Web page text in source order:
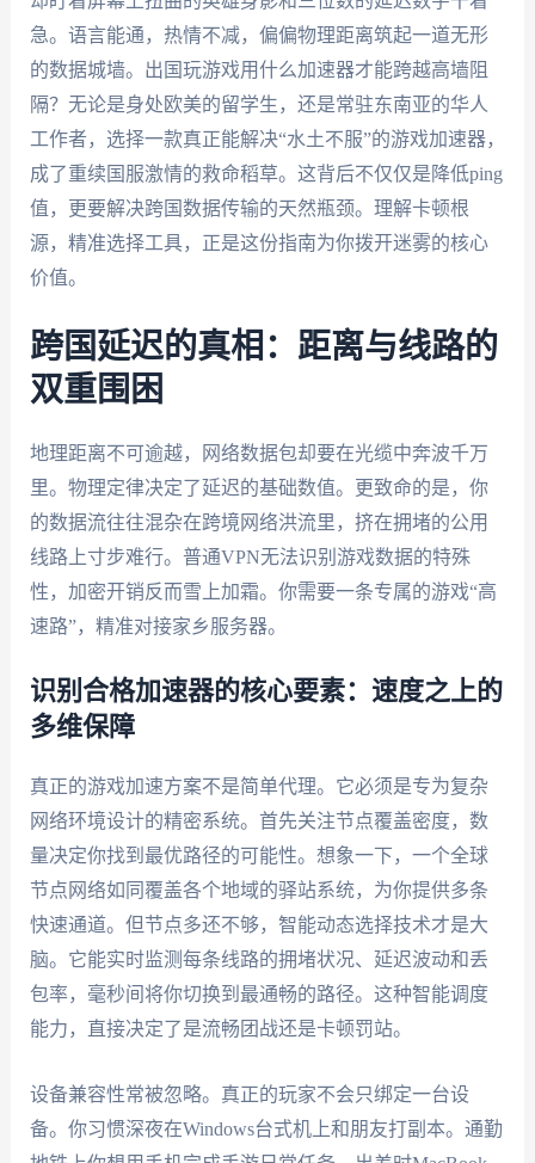
急。语言能通，热情不减，偏偏物理距离筑起一道无形
的数据城墙。出国玩游戏用什么加速器才能跨越高墙阻
隔？无论是身处欧美的留学生，还是常驻东南亚的华人
工作者，选择一款真正能解决“水土不服”的游戏加速器，
成了重续国服激情的救命稻草。这背后不仅仅是降低ping
值，更要解决跨国数据传输的天然瓶颈。理解卡顿根
源，精准选择工具，正是这份指南为你拨开迷雾的核心
价值。
跨国延迟的真相：距离与线路的
双重围困
地理距离不可逾越，网络数据包却要在光缆中奔波千万
里。物理定律决定了延迟的基础数值。更致命的是，你
的数据流往往混杂在跨境网络洪流里，挤在拥堵的公用
线路上寸步难行。普通VPN无法识别游戏数据的特殊
性，加密开销反而雪上加霜。你需要一条专属的游戏“高
速路”，精准对接家乡服务器。
识别合格加速器的核心要素：速度之上的
多维保障
真正的游戏加速方案不是简单代理。它必须是专为复杂
网络环境设计的精密系统。首先关注节点覆盖密度，数
量决定你找到最优路径的可能性。想象一下，一个全球
节点网络如同覆盖各个地域的驿站系统，为你提供多条
快速通道。但节点多还不够，智能动态选择技术才是大
脑。它能实时监测每条线路的拥堵状况、延迟波动和丢
包率，毫秒间将你切换到最通畅的路径。这种智能调度
能力，直接决定了是流畅团战还是卡顿罚站。
设备兼容性常被忽略。真正的玩家不会只绑定一台设
备。你习惯深夜在Windows台式机上和朋友打副本。通勤